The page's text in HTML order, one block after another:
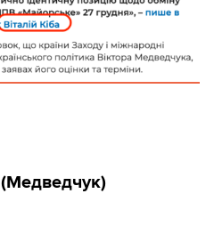
(Медведчук)